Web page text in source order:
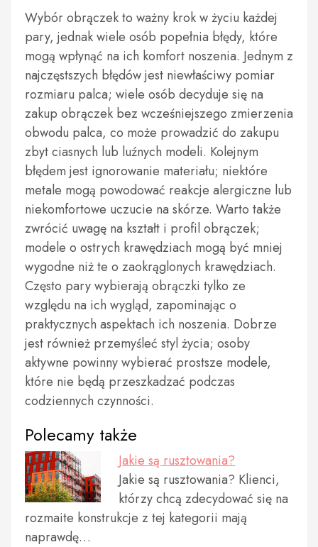
Wybór obrączek to ważny krok w życiu każdej
pary, jednak wiele osób popełnia błędy, które
mogą wpłynąć na ich komfort noszenia. Jednym z
najczęstszych błędów jest niewłaściwy pomiar
rozmiaru palca; wiele osób decyduje się na
zakup obrączek bez wcześniejszego zmierzenia
obwodu palca, co może prowadzić do zakupu
zbyt ciasnych lub luźnych modeli. Kolejnym
błędem jest ignorowanie materiału; niektóre
metale mogą powodować reakcje alergiczne lub
niekomfortowe uczucie na skórze. Warto także
zwrócić uwagę na kształt i profil obrączek;
modele o ostrych krawędziach mogą być mniej
wygodne niż te o zaokrąglonych krawędziach.
Często pary wybierają obrączki tylko ze
względu na ich wygląd, zapominając o
praktycznych aspektach ich noszenia. Dobrze
jest również przemyśleć styl życia; osoby
aktywne powinny wybierać prostsze modele,
które nie będą przeszkadzać podczas
codziennych czynności.
Polecamy także
Jakie są rusztowania?
Jakie są rusztowania? Klienci,
którzy chcą zdecydować się na
rozmaite konstrukcje z tej kategorii mają
naprawdę…